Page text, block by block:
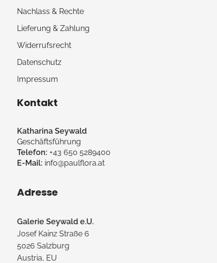
Nachlass & Rechte
Lieferung & Zahlung
Widerrufsrecht
Datenschutz
Impressum
Kontakt
Katharina Seywald
Geschäftsführung
Telefon: +43 650 5289400
E-Mail: info@paulflora.at
Adresse
Galerie Seywald e.U.
Josef Kainz Straße 6
5026 Salzburg
Austria, EU